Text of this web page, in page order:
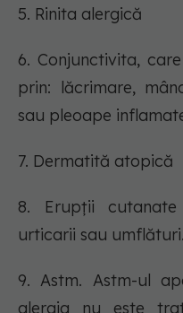
5. Rinita alergică
6. Conjunctivita,
prin: lăcrimare,
sau pleoape
7. Dermatită atopică
8. Erupții
urticarii sau umflături.
9. Astm. Astm-ul
alergia nu este